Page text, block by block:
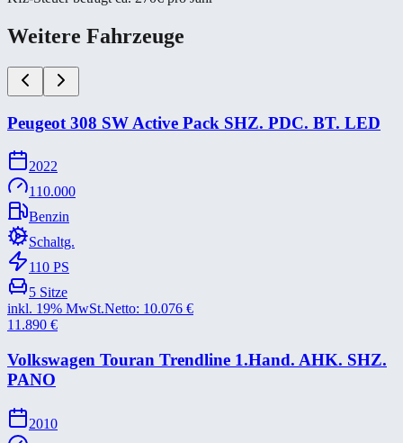
Weitere Fahrzeuge
Peugeot 308 SW Active Pack SHZ. PDC. BT. LED
2022
110.000
Benzin
Schaltg.
110 PS
5 Sitze
inkl. 19% MwSt.Netto: 10.076 €
11.890 €
Volkswagen Touran Trendline 1.Hand. AHK. SHZ.
PANO
2010